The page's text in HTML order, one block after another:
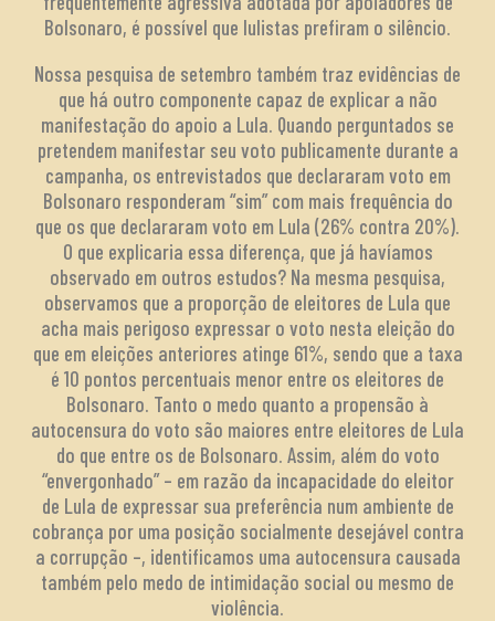
Bolsonaro, é possível que lulistas prefiram o silêncio.
Nossa pesquisa de setembro também traz evidências de
que há outro componente capaz de explicar a não
manifestação do apoio a Lula. Quando perguntados se
pretendem manifestar seu voto publicamente durante a
campanha, os entrevistados que declararam voto em
Bolsonaro responderam “sim” com mais frequência do
que os que declararam voto em Lula (26% contra 20%).
O que explicaria essa diferença, que já havíamos
observado em outros estudos? Na mesma pesquisa,
observamos que a proporção de eleitores de Lula que
acha mais perigoso expressar o voto nesta eleição do
que em eleições anteriores atinge 61%, sendo que a taxa
é 10 pontos percentuais menor entre os eleitores de
Bolsonaro. Tanto o medo quanto a propensão à
autocensura do voto são maiores entre eleitores de Lula
do que entre os de Bolsonaro. Assim, além do voto
“envergonhado” – em razão da incapacidade do eleitor
de Lula de expressar sua preferência num ambiente de
cobrança por uma posição socialmente desejável contra
a corrupção –, identificamos uma autocensura causada
também pelo medo de intimidação social ou mesmo de
violência.